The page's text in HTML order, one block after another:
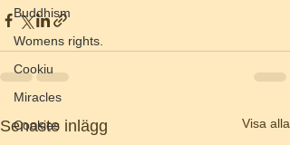
Buddhism
Womens rights.
Cookiu
Miracles
Cookies
Senaste inlägg Visa alla